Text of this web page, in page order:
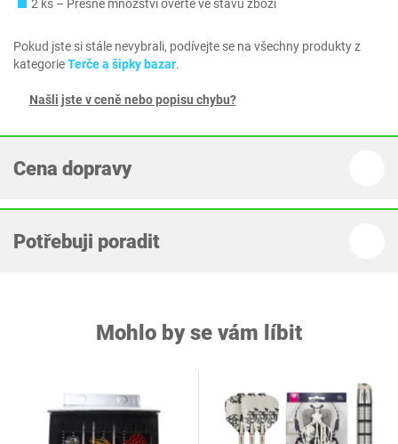
2 ks – Přesné množství ověřte ve stavu zboží
Pokud jste si stále nevybrali, podívejte se na všechny produkty z
kategorieTerče a šipky bazar.
Našli jste v ceně nebo popisu chybu?
Cena dopravy
Potřebuji poradit
Mohlo by se vám líbit